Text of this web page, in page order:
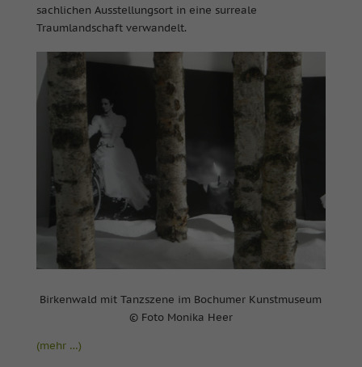
sachlichen Ausstellungsort in eine surreale
Traumlandschaft verwandelt.
Birkenwald mit Tanzszene im Bochumer Kunstmuseum
© Foto Monika Heer
(mehr …)